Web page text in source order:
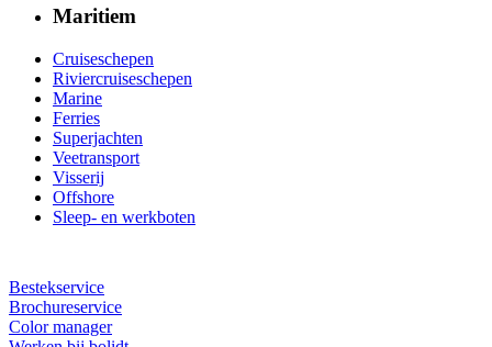
Maritiem
Cruiseschepen
Riviercruiseschepen
Marine
Ferries
Superjachten
Veetransport
Visserij
Offshore
Sleep- en werkboten
Bestekservice
Brochureservice
Color manager